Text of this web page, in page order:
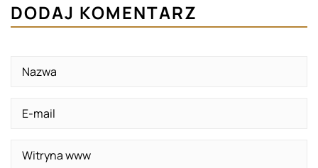
DODAJ KOMENTARZ